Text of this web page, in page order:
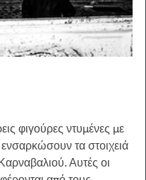
φιγούρες ντυμένες με
ενσαρκώσουν τα στοιχειά
Αυτές οι